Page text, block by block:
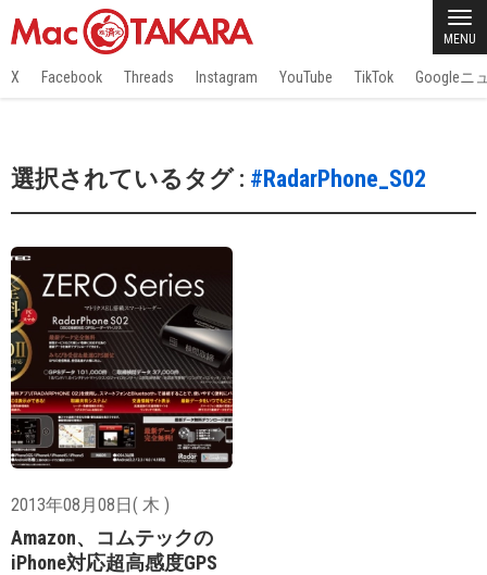
MENU
X Facebook Threads Instagram YouTube TikTok Googleニ
選択されているタグ : #RadarPhone_S02
2013年08月08日( 木 )
Amazon、コムテックの
iPhone対応超高感度GPS